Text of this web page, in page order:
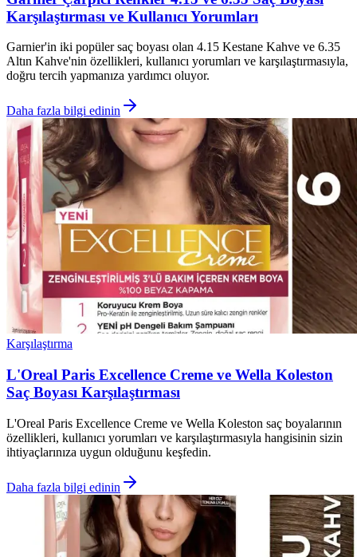
Karşılaştırması ve Kullanıcı Yorumları
Garnier'in iki popüler saç boyası olan 4.15 Kestane Kahve ve 6.35
Altın Kahve'nin özellikleri, kullanıcı yorumları ve karşılaştırmasıyla,
doğru tercih yapmanıza yardımcı oluyor.
Daha fazla bilgi edinin
Karşılaştırma
L'Oreal Paris Excellence Creme ve Wella Koleston
Saç Boyası Karşılaştırması
L'Oreal Paris Excellence Creme ve Wella Koleston saç boyalarının
özellikleri, kullanıcı yorumları ve karşılaştırmasıyla hangisinin sizin
ihtiyaçlarınıza uygun olduğunu keşfedin.
Daha fazla bilgi edinin